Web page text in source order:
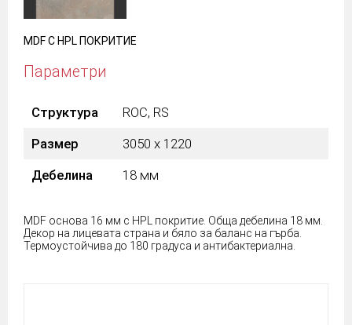
MDF С HPL ПОКРИТИЕ
Параметри
Структура
ROC, RS
Размер
3050 х 1220
Дебелина
18 мм
MDF основа 16 мм с HPL покритие. Обща дебелина 18 мм.
Декор на лицевата страна и бяло за баланс на гърба.
Термоустойчива до 180 градуса и антибактериална.